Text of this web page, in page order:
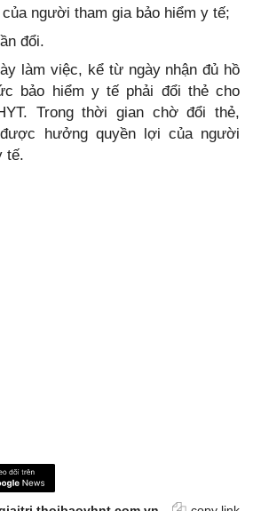
người tham gia bảo hiểm y tế;
đổi.
làm việc, kể từ ngày nhận đủ hồ
bảo hiểm y tế phải đổi thẻ cho
Trong thời gian chờ đổi thẻ,
hưởng quyền lợi của người
tế.